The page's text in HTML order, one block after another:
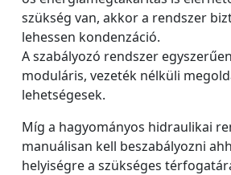
szükség van, akkor a rendszer
lehessen kondenzáció.
A szabályozó rendszer
moduláris, vezeték nélküli
lehetségesek.
Míg a hagyományos hidraulikai
manuálisan kell beszabályozni
helyiségre a szükséges